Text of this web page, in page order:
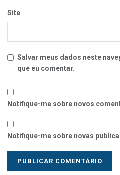
Site
Salvar meus dados neste
que eu comentar.
Notifique-me sobre novos
Notifique-me sobre novas